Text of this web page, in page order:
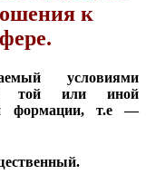
к
условиями
той или иной
формации, т.е —